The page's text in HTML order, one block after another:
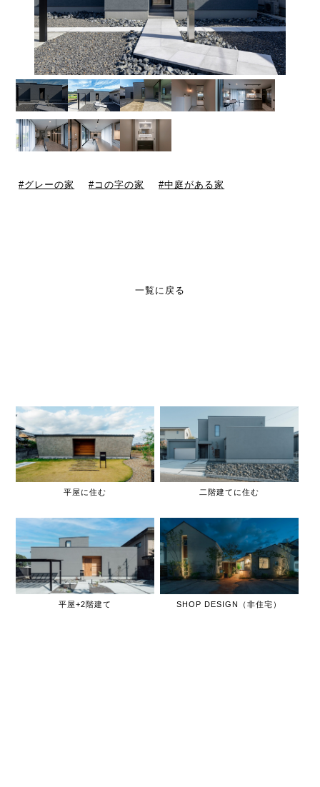
グレーの家 コの字の家 中庭がある家
一覧に戻る
平屋に住む 二階建てに住む
平屋+2階建て SHOP DESIGN（非住宅）